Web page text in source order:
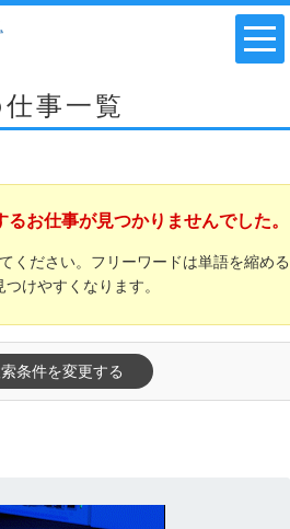
事一覧
お仕事が見つかりませんでした。
ください。フリーワードは単語を縮める
つけやすくなります。
条件を変更する